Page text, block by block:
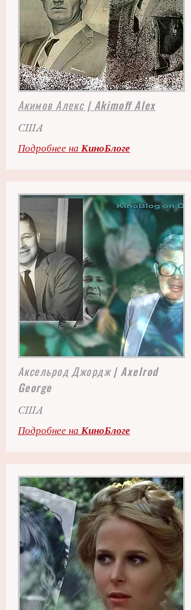
Акимов Алекс| Akimoff Alex
США
Подробнее на КиноБлоге
Аксельрод Джордж| Axelrod
George
США
Подробнее на КиноБлоге